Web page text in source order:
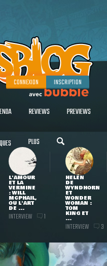
CONNEXION INSCRIPTION
REVIEWS PREVIEWS
PLUS
L'AMOUR
ET LA
VERMINE
: WILL
MCPHAIL,
OU L'ART
DE ...
INTERVIEW 1
HELEN
DE
WYNDHORN
ET
WONDER
WOMAN :
TOM
KING ET
...
INTERVIEW 3